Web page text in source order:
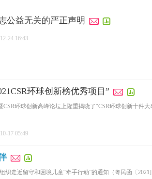
公益无关的严正声明
24 16:43
环球创新榜优秀项目”
CSR环球创新高峰论坛上隆重揭晓了“CSR环球创新十件
17 05:49
织走近留守和困境儿童“牵手行动”的通知（粤民函〔